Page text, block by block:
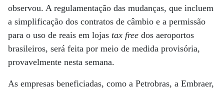
observou. A regulamentação das mudanças, que incluem
a simplificação dos contratos de câmbio e a permissão
para o uso de reais em lojas tax free dos aeroportos
brasileiros, será feita por meio de medida provisória,
provavelmente nesta semana.
As empresas beneficiadas, como a Petrobras, a Embraer,